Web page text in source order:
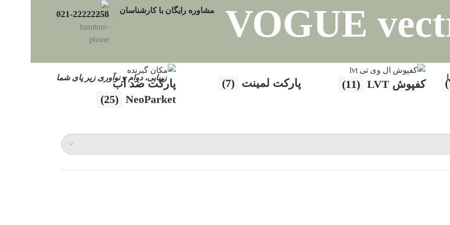
مشاوره رایگان با کارشناسان 021-22222258
زیبایی، دوام و نوآوری زیر پای شما
کفپوش LVT (11) پارکت لمینت (7)
پارکت ضد آب
NeoParket
(25)